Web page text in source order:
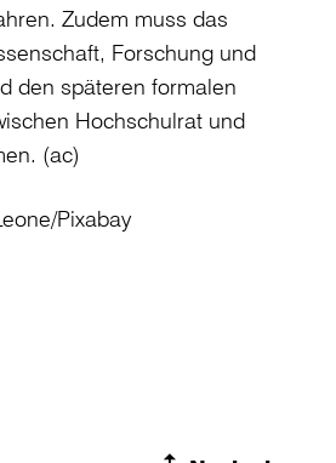
Zudem muss das
Forschung und
den späteren formalen
Hochschulrat und
(ac)
Pixabay